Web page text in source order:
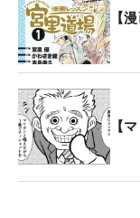
【
【